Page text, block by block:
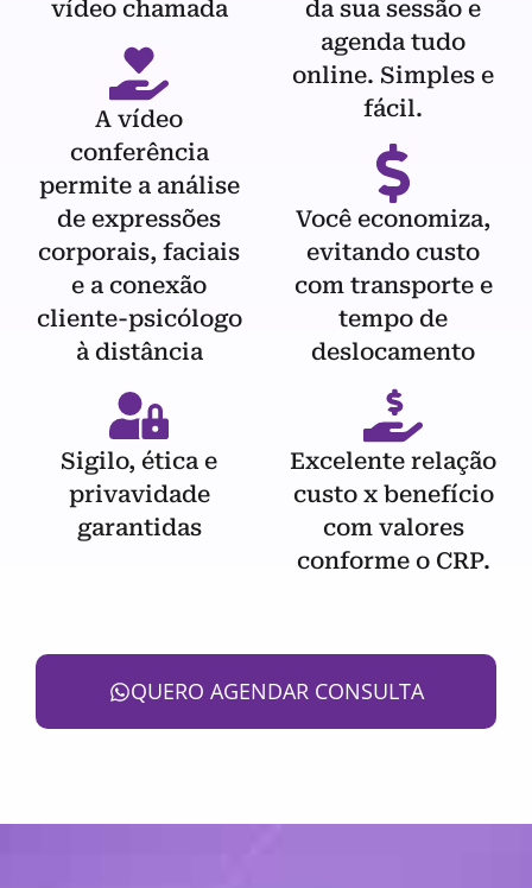
vídeo chamada
A vídeo
conferência
permite a análise
de expressões
corporais, faciais
e a conexão
cliente-psicólogo
à distância
Sigilo, ética e
privavidade
garantidas
da sua sessão e
agenda tudo
online. Simples e
fácil.
Você economiza,
evitando custo
com transporte e
tempo de
deslocamento
Excelente relação
custo x benefício
com valores
conforme o CRP.
QUERO AGENDAR CONSULTA